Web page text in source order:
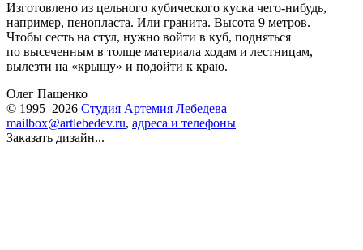
Изготовлено из цельного кубического куска чего-нибудь,
например, пенопласта. Или гранита. Высота 9 метров.
Чтобы сесть на стул, нужно войти в куб, подняться
по высеченным в толще материала ходам и лестницам,
вылезти на «крышу» и подойти к краю.
Олег Пащенко
© 1995–2026 Студия Артемия Лебедева
mailbox@artlebedev.ru, адреса и телефоны
Заказать дизайн...